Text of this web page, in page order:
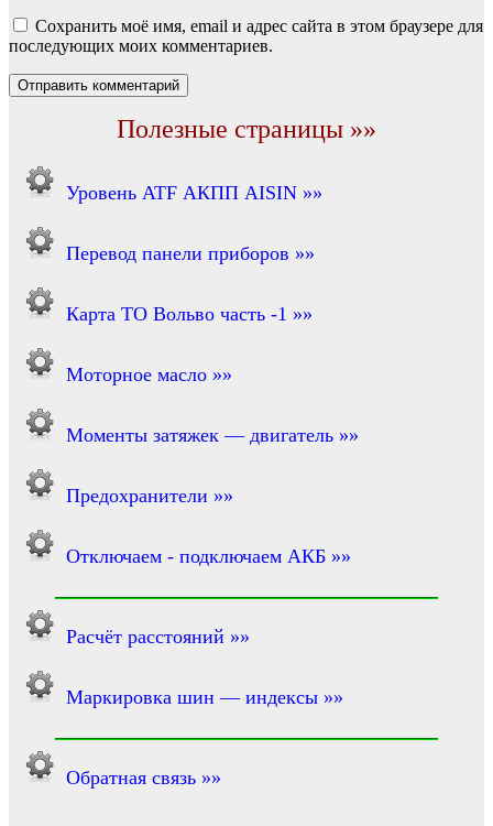
Сохранить моё имя, email и адрес сайта в этом браузере для
последующих моих комментариев.
Полезные страницы »»
Уровень ATF АКПП AISIN »»
Перевод панели приборов »»
Карта ТО Вольво часть -1 »»
Моторное масло »»
Моменты затяжек — двигатель »»
Предохранители »»
Отключаем - подключаем АКБ »»
Расчёт расстояний »»
Маркировка шин — индексы »»
Обратная связь »»